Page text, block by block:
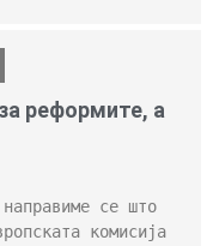
реформите, а
се што
комисија